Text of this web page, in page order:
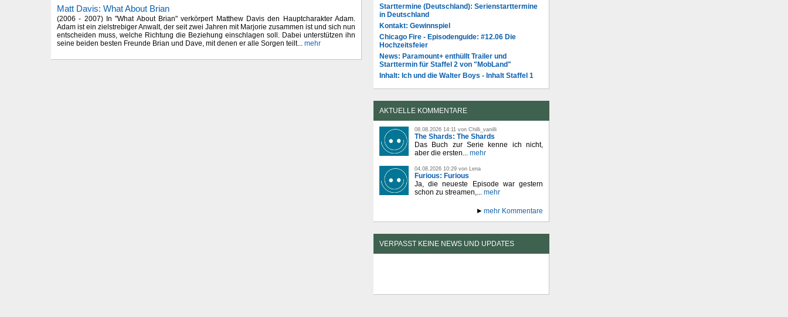
Matt Davis: What About Brian
(2006 - 2007) In "What About Brian" verkörpert Matthew Davis den Hauptcharakter Adam.
Adam ist ein zielstrebiger Anwalt, der seit zwei Jahren mit Marjorie zusammen ist und sich nun
entscheiden muss, welche Richtung die Beziehung einschlagen soll. Dabei unterstützen ihn
seine beiden besten Freunde Brian und Dave, mit denen er alle Sorgen teilt... mehr
Starttermine (Deutschland): Serienstarttermine
in Deutschland
Kontakt: Gewinnspiel
Chicago Fire - Episodenguide: #12.06 Die
Hochzeitsfeier
News: Paramount+ enthüllt Trailer und
Starttermin für Staffel 2 von "MobLand"
Inhalt: Ich und die Walter Boys - Inhalt Staffel 1
AKTUELLE KOMMENTARE
08.08.2026 14:11 von Chilli_vanilli
The Shards: The Shards
Das Buch zur Serie kenne ich nicht,
aber die ersten... mehr
04.08.2026 10:29 von Lena
Furious: Furious
Ja, die neueste Episode war gestern
schon zu streamen,... mehr
mehr Kommentare
VERPASST KEINE NEWS UND UPDATES